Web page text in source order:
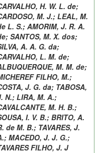
H. W. L. de;
M. J.; LEAL, M.
L. S.; AMORIM, J. R. A.
; SANTOS, M. X. dos;
A. A. G. da;
L. M. de;
M. M. de;
FILHO, M.;
J. G. da; TABOSA,
N.; LIRA, M. A.;
M. H. B.;
I. V. B.; BRITO, A.
de M. B.; TAVARES, J.
; MACEDO, J. J. G.;
FILHO, J. J